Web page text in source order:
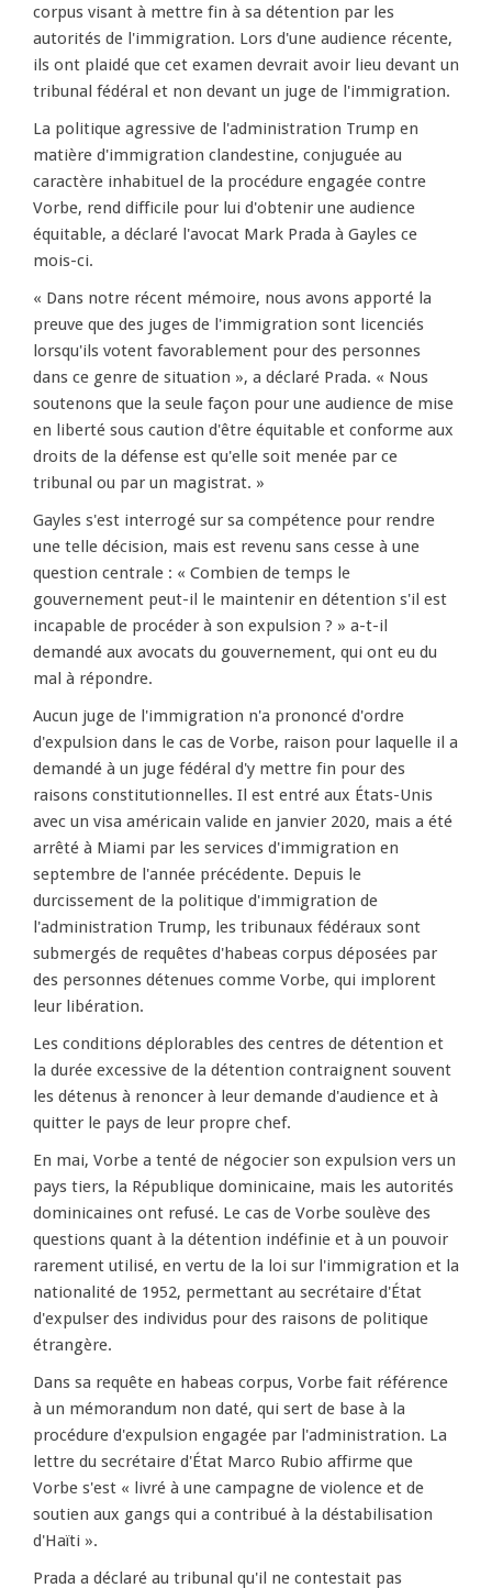
corpus visant à mettre fin à sa détention par les
autorités de l'immigration. Lors d'une audience récente,
ils ont plaidé que cet examen devrait avoir lieu devant un
tribunal fédéral et non devant un juge de l'immigration.
La politique agressive de l'administration Trump en
matière d'immigration clandestine, conjuguée au
caractère inhabituel de la procédure engagée contre
Vorbe, rend difficile pour lui d'obtenir une audience
équitable, a déclaré l'avocat Mark Prada à Gayles ce
mois-ci.
« Dans notre récent mémoire, nous avons apporté la
preuve que des juges de l'immigration sont licenciés
lorsqu'ils votent favorablement pour des personnes
dans ce genre de situation », a déclaré Prada. « Nous
soutenons que la seule façon pour une audience de mise
en liberté sous caution d'être équitable et conforme aux
droits de la défense est qu'elle soit menée par ce
tribunal ou par un magistrat. »
Gayles s'est interrogé sur sa compétence pour rendre
une telle décision, mais est revenu sans cesse à une
question centrale : « Combien de temps le
gouvernement peut-il le maintenir en détention s'il est
incapable de procéder à son expulsion ? » a-t-il
demandé aux avocats du gouvernement, qui ont eu du
mal à répondre.
Aucun juge de l'immigration n'a prononcé d'ordre
d'expulsion dans le cas de Vorbe, raison pour laquelle il a
demandé à un juge fédéral d'y mettre fin pour des
raisons constitutionnelles. Il est entré aux États-Unis
avec un visa américain valide en janvier 2020, mais a été
arrêté à Miami par les services d'immigration en
septembre de l'année précédente. Depuis le
durcissement de la politique d'immigration de
l'administration Trump, les tribunaux fédéraux sont
submergés de requêtes d'habeas corpus déposées par
des personnes détenues comme Vorbe, qui implorent
leur libération.
Les conditions déplorables des centres de détention et
la durée excessive de la détention contraignent souvent
les détenus à renoncer à leur demande d'audience et à
quitter le pays de leur propre chef.
En mai, Vorbe a tenté de négocier son expulsion vers un
pays tiers, la République dominicaine, mais les autorités
dominicaines ont refusé. Le cas de Vorbe soulève des
questions quant à la détention indéfinie et à un pouvoir
rarement utilisé, en vertu de la loi sur l'immigration et la
nationalité de 1952, permettant au secrétaire d'État
d'expulser des individus pour des raisons de politique
étrangère.
Dans sa requête en habeas corpus, Vorbe fait référence
à un mémorandum non daté, qui sert de base à la
procédure d'expulsion engagée par l'administration. La
lettre du secrétaire d'État Marco Rubio affirme que
Vorbe s'est « livré à une campagne de violence et de
soutien aux gangs qui a contribué à la déstabilisation
d'Haïti ».
Prada a déclaré au tribunal qu'il ne contestait pas